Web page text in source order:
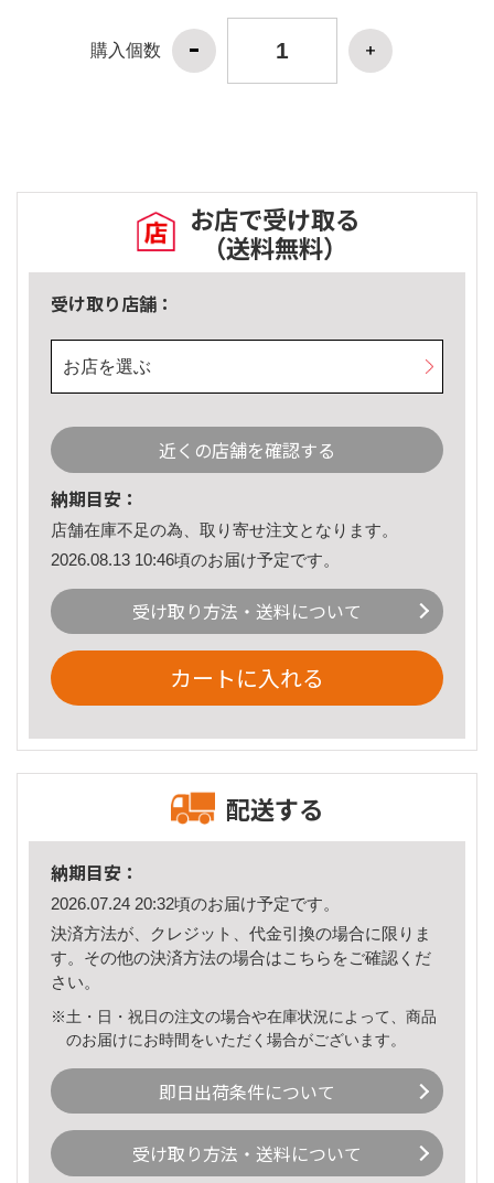
購入個数
お店で受け取る
（送料無料）
受け取り店舗：
お店を選ぶ
近くの店舗を確認する
納期目安：
店舗在庫不足の為、取り寄せ注文となります。
2026.08.13 10:46頃のお届け予定です。
受け取り方法・送料について
カートに入れる
配送する
納期目安：
2026.07.24 20:32頃のお届け予定です。
決済方法が、クレジット、代金引換の場合に限りま
す。その他の決済方法の場合はこちら をご確認くだ
さい。
※土・日・祝日の注文の場合や在庫状況によって、商品
のお届けにお時間をいただく場合がございます。
即日出荷条件について
受け取り方法・送料について